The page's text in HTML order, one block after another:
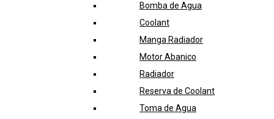
Bomba de Agua
Coolant
Manga Radiador
Motor Abanico
Radiador
Reserva de Coolant
Toma de Agua